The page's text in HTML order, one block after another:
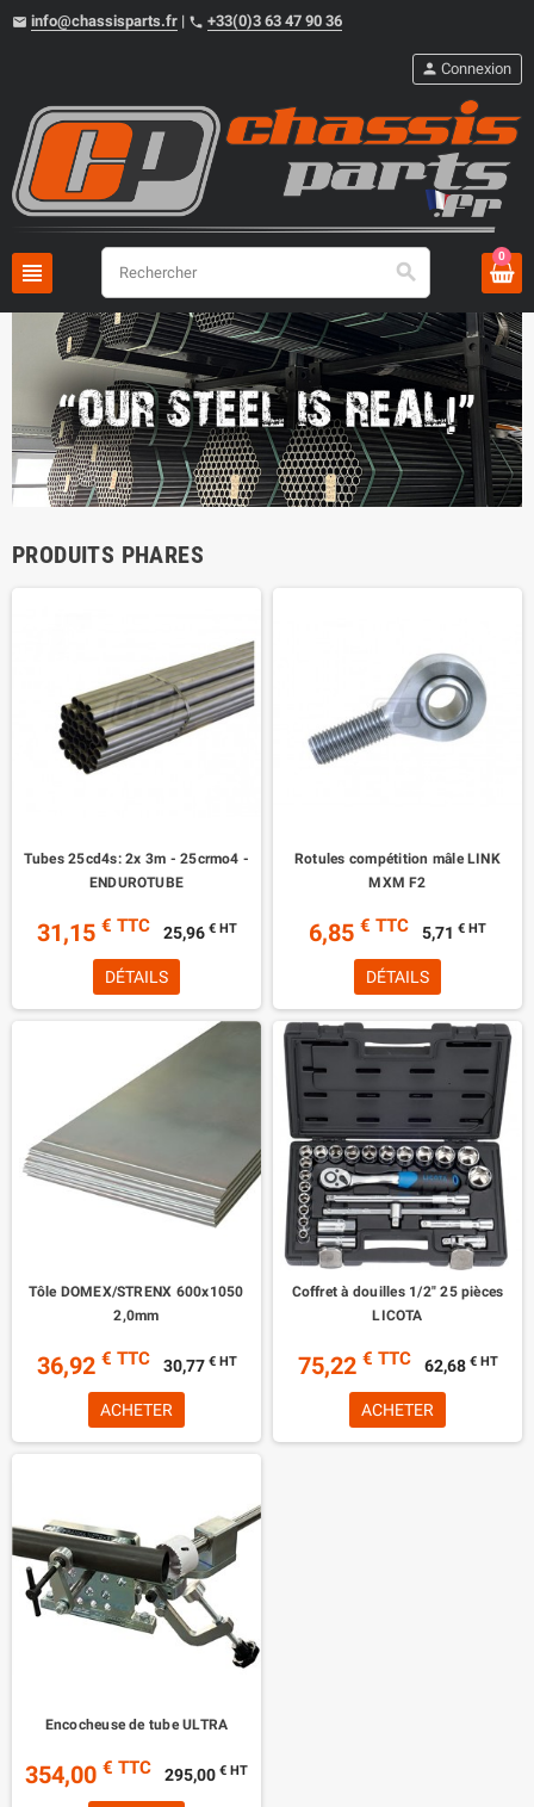
email info@chassisparts.fr | phone +33(0)3 63 47 90 36
view_headline search
person Connexion
0
PRODUITS PHARES
Tubes 25cd4s: 2x 3m - 25crmo4 -
ENDUROTUBE
31,15 € TTC 25,96 € HT
DÉTAILS
Rotules compétition mâle LINK
MXM F2
6,85 € TTC 5,71 € HT
DÉTAILS
Tôle DOMEX/STRENX 600x1050
2,0mm
36,92 € TTC 30,77 € HT
ACHETER
Coffret à douilles 1/2" 25 pièces
LICOTA
75,22 € TTC 62,68 € HT
ACHETER
Encocheuse de tube ULTRA
354,00 € TTC 295,00 € HT